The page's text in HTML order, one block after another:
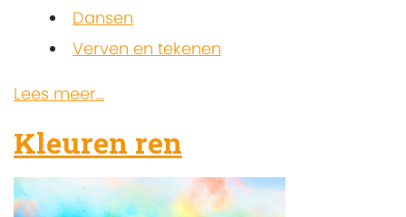
Dansen
Verven en tekenen
Lees meer...
Kleuren ren